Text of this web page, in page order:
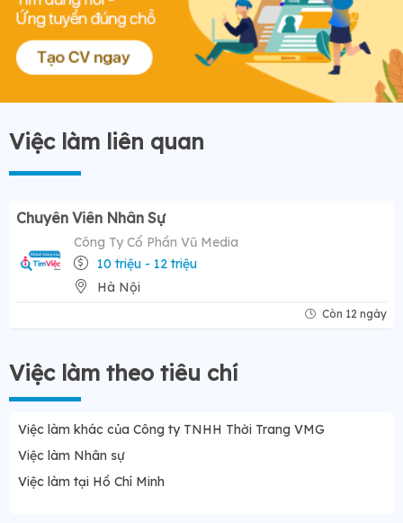
Việc làm liên quan
Chuyên Viên Nhân Sự
Công Ty Cổ Phần Vũ Media
10 triệu - 12 triệu
Hà Nội
Còn 12 ngày
Việc làm theo tiêu chí
Việc làm khác của Công ty TNHH Thời Trang VMG
Việc làm Nhân sự
Việc làm tại Hồ Chí Minh